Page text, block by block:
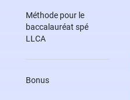
Méthode pour le
baccalauréat spé
LLCA
Bonus